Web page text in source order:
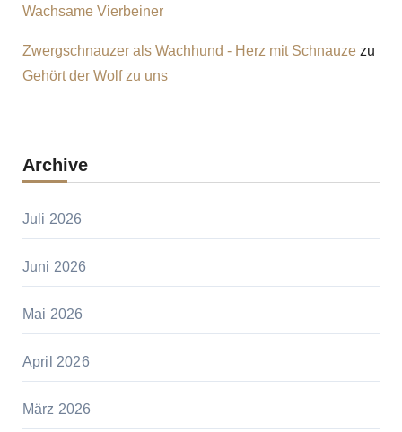
Wachsame Vierbeiner
Zwergschnauzer als Wachhund - Herz mit Schnauzezu
Gehört der Wolf zu uns
Archive
Juli 2026
Juni 2026
Mai 2026
April 2026
März 2026